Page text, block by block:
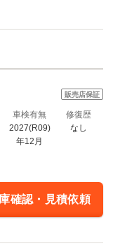
販売店保証
車検有無
2027(R09)
年12月
修復歴
なし
確認・見積依頼